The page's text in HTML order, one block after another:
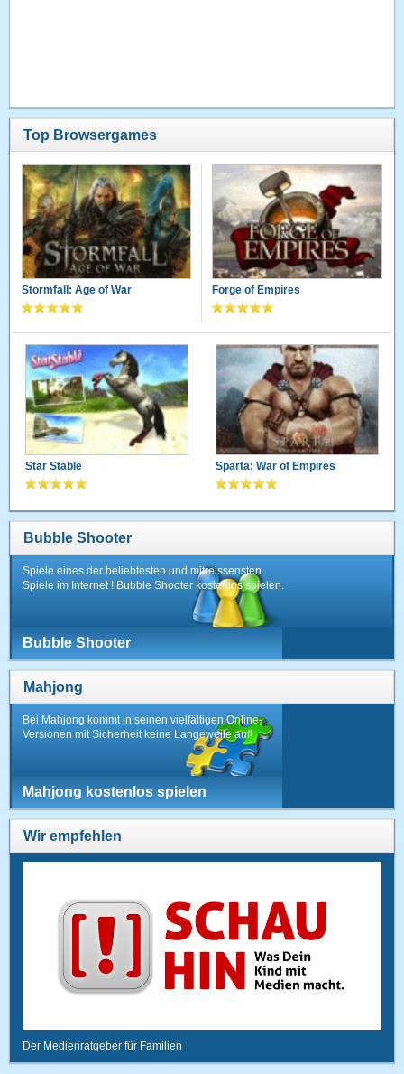
Top Browsergames
Stormfall: Age of War Forge of Empires
Star Stable Sparta: War of Empires
Bubble Shooter
Spiele eines der beliebtesten und mitreissensten
Spiele im Internet ! Bubble Shooter kostenlos spielen.
Bubble Shooter
Mahjong
Bei Mahjong kommt in seinen vielfältigen Online-
Versionen mit Sicherheit keine Langeweile auf!
Mahjong kostenlos spielen
Wir empfehlen
Der Medienratgeber für Familien